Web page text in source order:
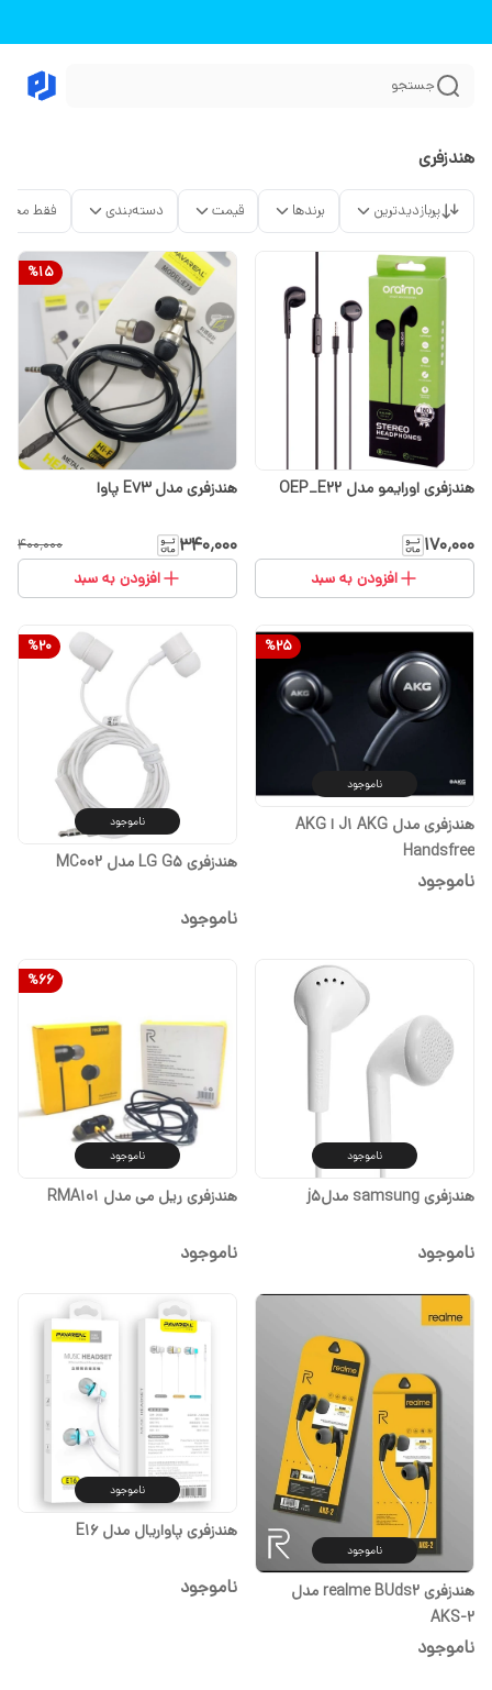
جستجو
هندزفری
پربازدیدترین برندها قیمت دسته‌بندی فقط
هندزفری اورایمو مدل OEP_E22
۱۷۰٬۰۰۰
افزودن به سبد
%15
هندزفری مدل E73 پاوا
۳۴۰٬۰۰۰ ۴۰۰٬۰۰۰
افزودن به سبد
%25
ناموجود
هندزفری مدل J1 AKG ا AKG
Handsfree
ناموجود
%20
ناموجود
هندزفری LG G5 مدل MC002
ناموجود
ناموجود
هندزفری samsung مدلj5
ناموجود
%66
ناموجود
هندزفری ریل می مدل RMA101
ناموجود
ناموجود
هندزفری realme BUds2 مدل
AKS-2
ناموجود
ناموجود
هندزفری پاواریال مدل E16
ناموجود